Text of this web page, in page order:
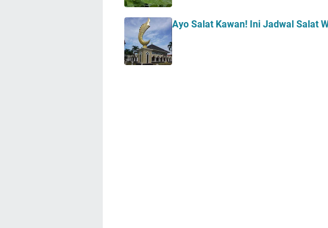
Ayo Salat Kawan! Ini Jadwal Salat